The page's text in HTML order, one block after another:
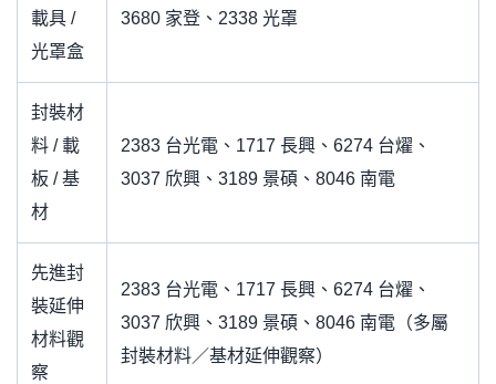
載具 /
光罩盒
3680 家登、2338 光罩
封裝材
料 / 載
板 / 基
材
2383 台光電、1717 長興、6274 台燿、
3037 欣興、3189 景碩、8046 南電
先進封
裝延伸
材料觀
察
2383 台光電、1717 長興、6274 台燿、
3037 欣興、3189 景碩、8046 南電（多屬
封裝材料／基材延伸觀察）